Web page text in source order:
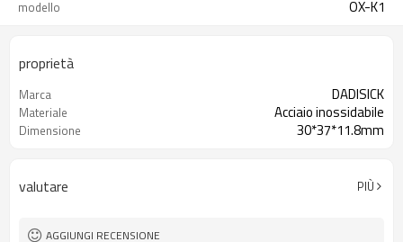
modello OX-K1
proprietà
Marca DADISICK
Materiale Acciaio inossidabile
Dimensione 30*37*11.8mm
valutare PIÙ
AGGIUNGI RECENSIONE